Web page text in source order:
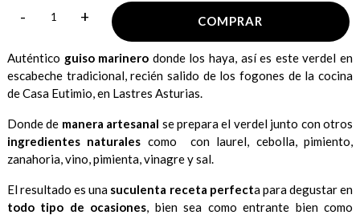
- + COMPRAR
Auténtico guiso marinero donde los haya, así es este verdel en
escabeche tradicional, recién salido de los fogones de la cocina
de Casa Eutimio, en Lastres Asturias.
Donde de manera artesanal se prepara el verdel junto con otros
ingredientes naturales como con laurel, cebolla, pimiento,
zanahoria, vino, pimienta, vinagre y sal.
El resultado es una suculenta receta perfecta para degustar en
todo tipo de ocasiones, bien sea como entrante bien como